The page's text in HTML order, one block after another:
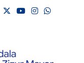
de
twitter
youtube